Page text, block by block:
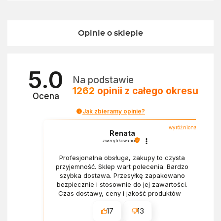
Opinie o sklepie
5.0
Ocena
Na podstawie
1262 opinii z całego okresu
Jak zbieramy opinie?
wyróżniona
Renata
zweryfikowano
Profesjonalna obsługa, zakupy to czysta
przyjemność. Sklep wart polecenia. Bardzo
szybka dostawa. Przesyłkę zapakowano
bezpiecznie i stosownie do jej zawartości.
Czas dostawy, ceny i jakość produktów -
17 13